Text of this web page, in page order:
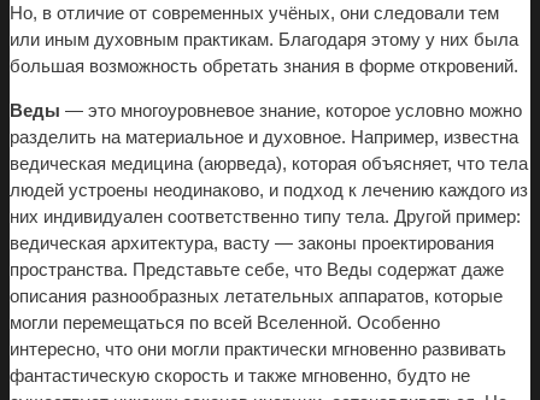
Но, в отличие от современных учёных, они следовали тем
или иным духовным практикам. Благодаря этому у них была
большая возможность обретать знания в форме откровений.
Веды — это многоуровневое знание, которое условно можно
разделить на материальное и духовное. Например, известна
ведическая медицина (аюрведа), которая объясняет, что тела
людей устроены неодинаково, и подход к лечению каждого из
них индивидуален соответственно типу тела. Другой пример:
ведическая архитектура, васту — законы проектирования
пространства. Представьте себе, что Веды содержат даже
описания разнообразных летательных аппаратов, которые
могли перемещаться по всей Вселенной. Особенно
интересно, что они могли практически мгновенно развивать
фантастическую скорость и также мгновенно, будто не